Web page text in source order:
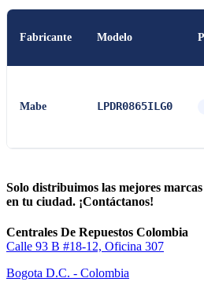
Fabricante Modelo
Mabe LPDR0865ILG0
Solo distribuimos las mejores
en tu ciudad. ¡Contáctanos!
Centrales De Repuestos Colombia
Calle 93 B #18-12, Oficina 307
Bogota D.C. - Colombia